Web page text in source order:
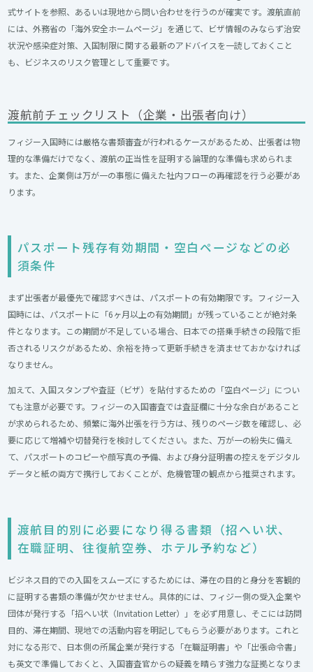
式サイトを参照、あるいは現地から問い合わせを行うのが確実です。渡航直前
には、外務省の「海外安全ホームページ」を通じて、ビザ情報のみならず治安
状況や感染症対策、入国制限に関する最新のアドバイスを一読しておくこと
も、ビジネスのリスク管理として重要です。
渡航前チェックリスト（企業・出張者向け）
フィジー入国時には厳格な書類審査が行われるケースがあるため、出張者は物
理的な準備だけでなく、渡航の正当性を証明する論理的な準備も求められま
す。また、企業側は万が一の事態に備えた社内フローの再確認を行う必要があ
ります。
パスポート残存有効期間・空白ページなどの必
須条件​
まず出張者が最優先で確認すべきは、パスポートの有効期限です。フィジー入
国時には、パスポートに「6ヶ月以上の有効期間」が残っていることが絶対条
件となります。この期間が不足している場合、日本での搭乗手続きの段階で拒
否されるリスクがあるため、余裕を持って更新手続きを済ませておかなければ
なりません。
加えて、入国スタンプや査証（ビザ）を貼付するための「空白ページ」につい
ても注意が必要です。フィジーの入国審査では査証欄に十分な余白があること
が求められるため、頻繁に海外出張を行う方は、残りのページ数を確認し、必
要に応じて増補や切替発行を検討してください。また、万が一の紛失に備え
て、パスポートのコピーや顔写真の予備、および身分証明書の控えをデジタル
データと紙の両方で携行しておくことが、危機管理の観点から推奨されます。
渡航目的別に必要になり得る書類（招へい状、
在職証明、往復航空券、ホテル予約など）​
ビジネス目的での入国をスムーズにするためには、滞在の目的と身分を客観的
に証明する書類の準備が欠かせません。具体的には、フィジー側の受入企業や
団体が発行する「招へい状（Invitation Letter）」を必ず用意し、そこには訪問
目的、滞在期間、現地での活動内容を明記してもらう必要があります。これと
対になる形で、日本側の所属企業が発行する「在職証明書」や「出張命令書」
も英文で準備しておくと、入国審査官からの疑義を晴らす強力な証拠となりま